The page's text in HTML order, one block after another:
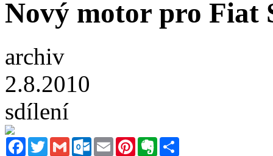
Nový motor pro Fiat
archiv
2.8.2010
sdílení
FacebookTwitterGmail Outlook.com
Email PinterestEvernote